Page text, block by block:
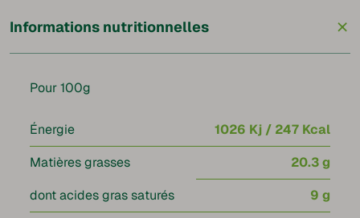
Informations nutritionnelles +
Pour 100g
Énergie
1026 Kj / 247 Kcal
Matières grasses
20.3 g
dont acides gras saturés
9 g